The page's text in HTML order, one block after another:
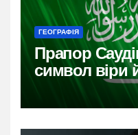
ГЕОГРАФІЯ
Прапор
символ віри